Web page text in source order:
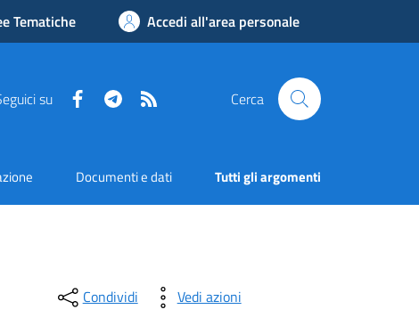
Tematiche Accedi all'area personale
su FacebookTelegram Cerca
Documenti e dati Tutti gli argomenti
Condividi Vedi azioni